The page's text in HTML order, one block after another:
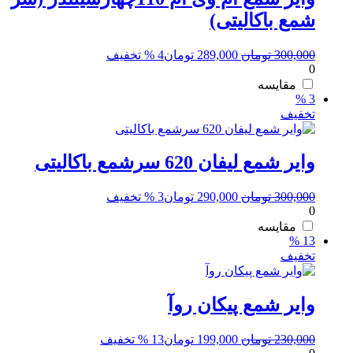
شمع باکالیتی)
300,000 تومان قیمت
289,000 تومان4 % تخفیف
0
مقایسه
3 %
تخفیف
وایر شمع لیفان 620 سرشمع باکالیتی
300,000 تومان قیمت
290,000 تومان3 % تخفیف
0
مقایسه
13 %
تخفیف
وایر شمع پیکان روآ
230,000 تومان قیمت
199,000 تومان13 % تخفیف